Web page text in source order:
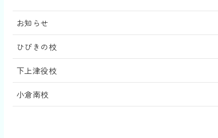
お知らせ
ひびきの校
下上津役校
小倉南校